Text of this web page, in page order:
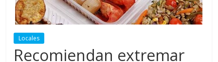
Locales
Recomiendan extremar